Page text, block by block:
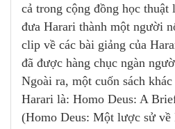
cả trong cộng đồng học thuật
đưa Harari thành một người
clip về các bài giảng của
đã được hàng chục ngàn
Ngoài ra, một cuốn sách
Harari là: Homo Deus: A
(Homo Deus: Một lược sử về